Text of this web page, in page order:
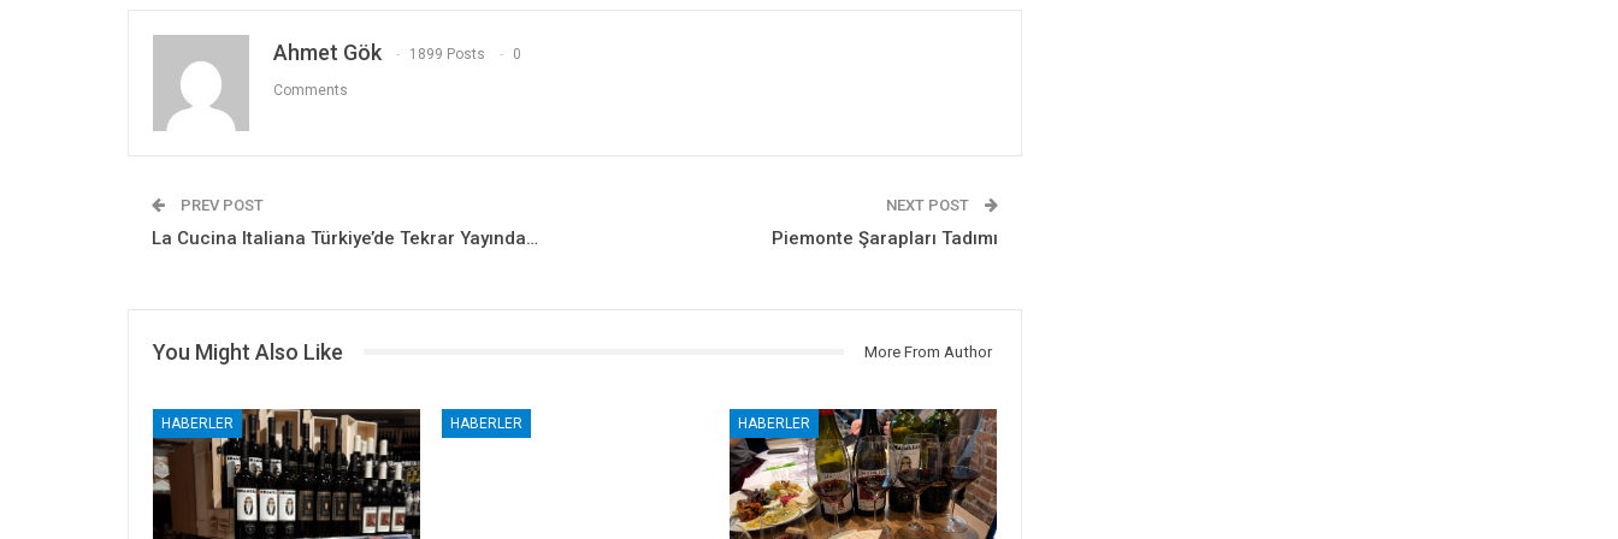
Ahmet Gök 1899 Posts 0
Comments
PREV POST
La Cucina Italiana Türkiye’de Tekrar Yayında…
NEXT POST
Piemonte Şarapları Tadımı
You Might Also Like More From Author
HABERLER HABERLER HABERLER